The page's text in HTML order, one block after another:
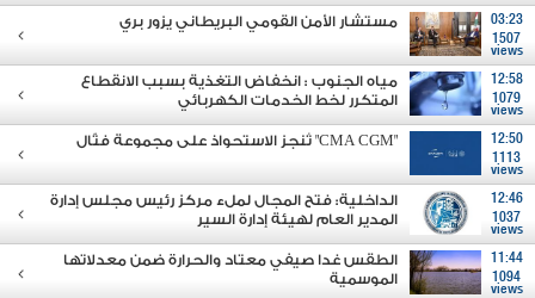
03:23
1507
views
مستشار الأمن القومي البريطاني يزور بري
12:58
1079
views
مياه الجنوب : انخفاض التغذية بسبب الانقطاع
المتكرر لخط الخدمات الكهربائي
12:50
1113
views
"CMA CGM" تُنجز الاستحواذ على مجموعة فتّال
12:46
1037
views
الداخلية: فتح المجال لملء مركز رئيس مجلس إدارة
المدير العام لهيئة إدارة السير
11:44
1094
views
الطقس غدا صيفي معتاد والحرارة ضمن معدلاتها
الموسمية